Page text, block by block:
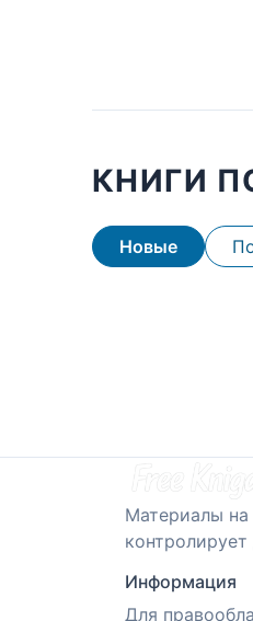
КНИГИ
Новые
Материалы на
Информация
Для